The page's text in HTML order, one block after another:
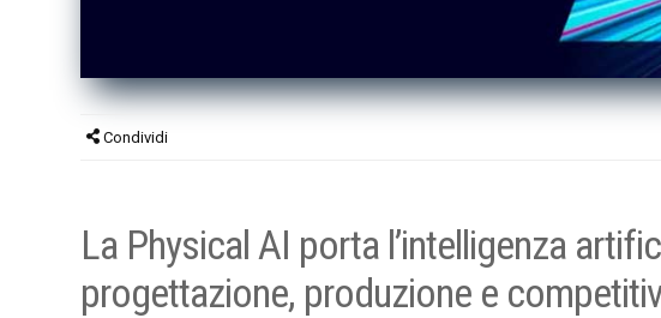
Condividi
La Physical AI porta l’intelligenza
progettazione, produzione e